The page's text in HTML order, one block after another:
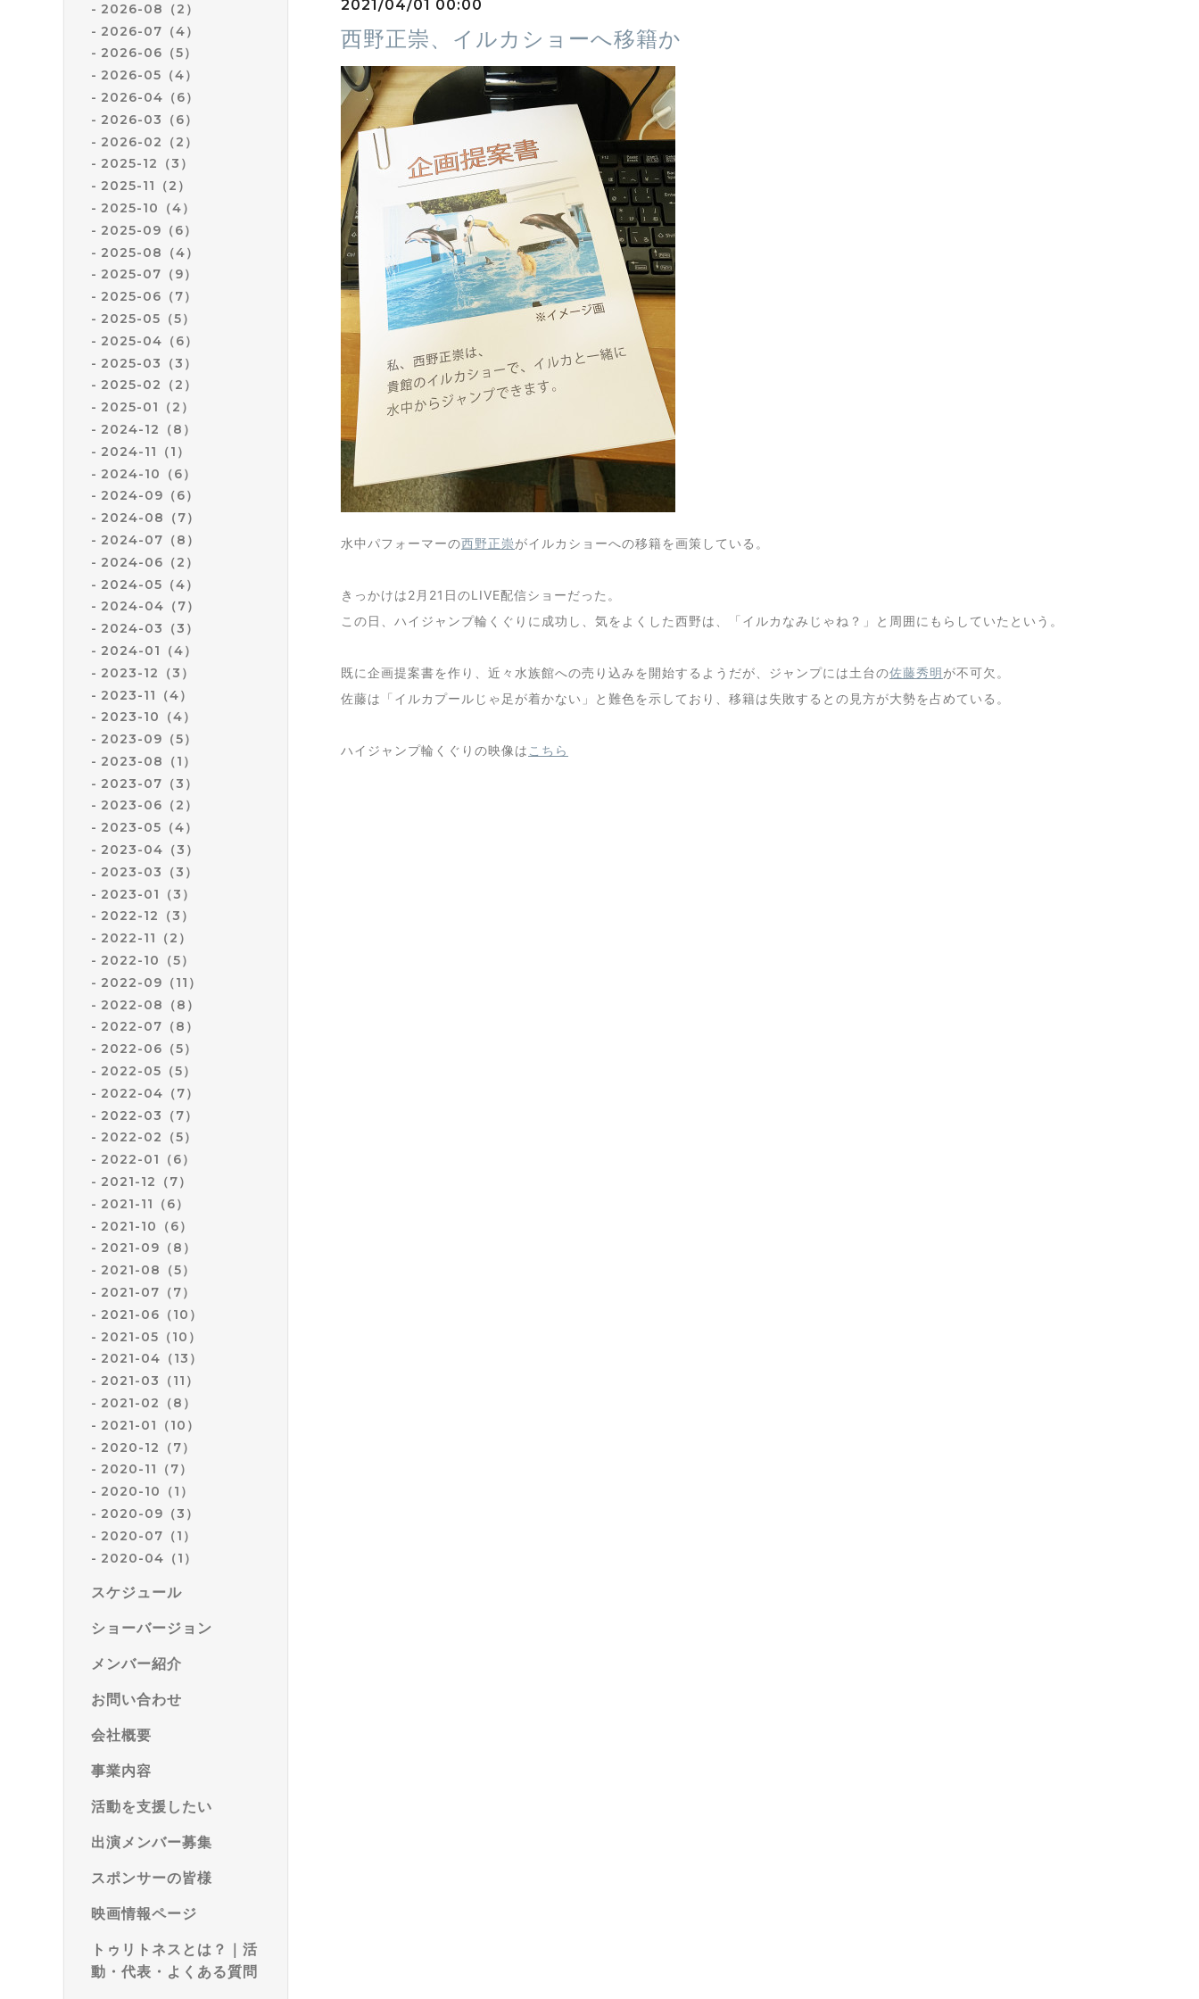
2026-08（2）
2026-07（4）
2026-06（5）
2026-05（4）
2026-04（6）
2026-03（6）
2026-02（2）
2025-12（3）
2025-11（2）
2025-10（4）
2025-09（6）
2025-08（4）
2025-07（9）
2025-06（7）
2025-05（5）
2025-04（6）
2025-03（3）
2025-02（2）
2025-01（2）
2024-12（8）
2024-11（1）
2024-10（6）
2024-09（6）
2024-08（7）
2024-07（8）
2024-06（2）
2024-05（4）
2024-04（7）
2024-03（3）
2024-01（4）
2023-12（3）
2023-11（4）
2023-10（4）
2023-09（5）
2023-08（1）
2023-07（3）
2023-06（2）
2023-05（4）
2023-04（3）
2023-03（3）
2023-01（3）
2022-12（3）
2022-11（2）
2022-10（5）
2022-09（11）
2022-08（8）
2022-07（8）
2022-06（5）
2022-05（5）
2022-04（7）
2022-03（7）
2022-02（5）
2022-01（6）
2021-12（7）
2021-11（6）
2021-10（6）
2021-09（8）
2021-08（5）
2021-07（7）
2021-06（10）
2021-05（10）
2021-04（13）
2021-03（11）
2021-02（8）
2021-01（10）
2020-12（7）
2020-11（7）
2020-10（1）
2020-09（3）
2020-07（1）
2020-04（1）
スケジュール
ショーバージョン
メンバー紹介
お問い合わせ
会社概要
事業内容
活動を支援したい
出演メンバー募集
スポンサーの皆様
映画情報ページ
トゥリトネスとは？｜活
動・代表・よくある質問
2021/04/01 00:00
西野正崇、イルカショーへ移籍か
水中パフォーマーの西野正崇がイルカショーへの移籍を画策している。
きっかけは2月21日のLIVE配信ショーだった。
この日、ハイジャンプ輪くぐりに成功し、気をよくした西野は、「イルカなみじゃね？」と周囲にもらしていたという。
既に企画提案書を作り、近々水族館への売り込みを開始するようだが、ジャンプには土台の佐藤秀明が不可欠。
佐藤は「イルカプールじゃ足が着かない」と難色を示しており、移籍は失敗するとの見方が大勢を占めている。
ハイジャンプ輪くぐりの映像は こちら